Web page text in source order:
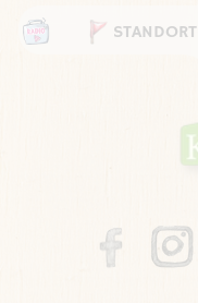
STANDORT